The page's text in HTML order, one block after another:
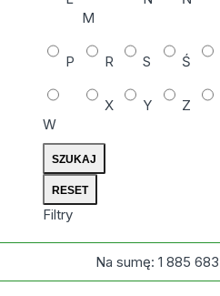
M
P R S Ś
W
X Y Z
Filtry
Na sumę: 1 885